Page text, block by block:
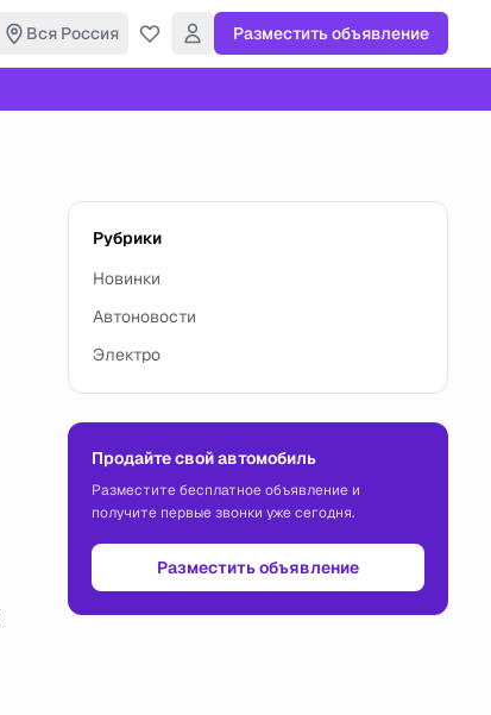
Вся Россия Разместить объявление
Рубрики
Новинки
Автоновости
Электро
Продайте свой автомобиль
Разместите бесплатное объявление и
получите первые звонки уже сегодня.
Разместить объявление